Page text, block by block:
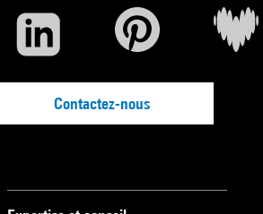
Contactez-nous